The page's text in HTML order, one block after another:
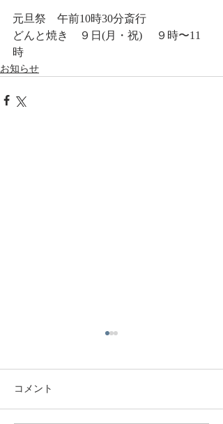
元旦祭　午前10時30分斎行
どんと焼き　９日(月・祝)     ９時〜11
時
お知らせ
コメント